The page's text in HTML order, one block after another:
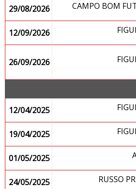
29/08/2026 CAMPO BOM
12/09/2026
26/09/2026
12/04/2025
19/04/2025
01/05/2025
24/05/2025 RUSSO